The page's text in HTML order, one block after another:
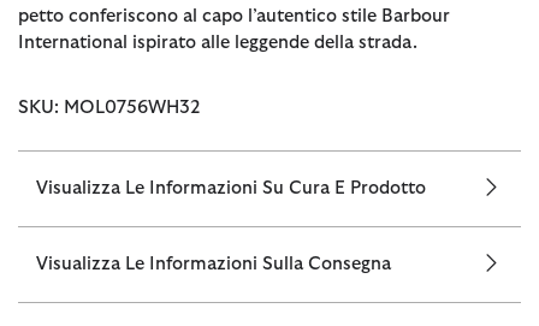
petto conferiscono al capo l’autentico stile Barbour
International ispirato alle leggende della strada.
SKU: MOL0756WH32
Visualizza Le Informazioni Su Cura E Prodotto
Visualizza Le Informazioni Sulla Consegna